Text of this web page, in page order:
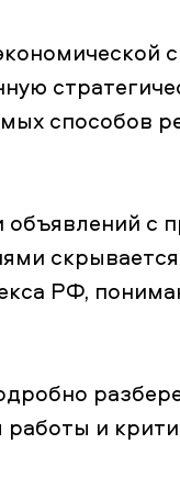
способов
с
РФ,
и